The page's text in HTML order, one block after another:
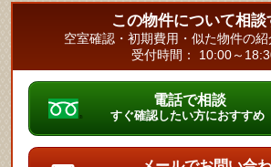
この物件について相談
空室確認・初期費用・似た物件の
受付時間： 10:00～
電話で相談
すぐ確認したい方におすすめ